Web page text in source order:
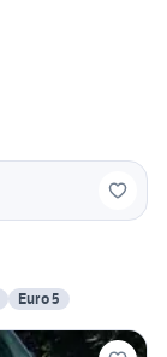
Euro 5